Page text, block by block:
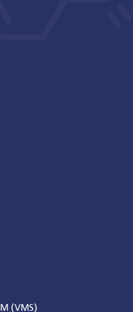
(VMS)